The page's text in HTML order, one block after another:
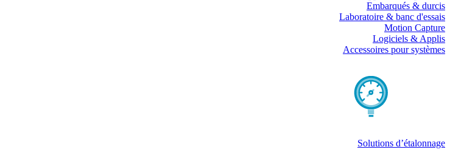
Embarqués & durcis
Laboratoire & banc d'essais
Motion Capture
Logiciels & Applis
Accessoires pour systèmes
Solutions d’étalonnage